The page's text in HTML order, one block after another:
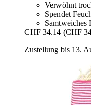
Verwöhnt
Spendet
Samtweiches
CHF 34.14 (CHF
Zustellung bis 13.